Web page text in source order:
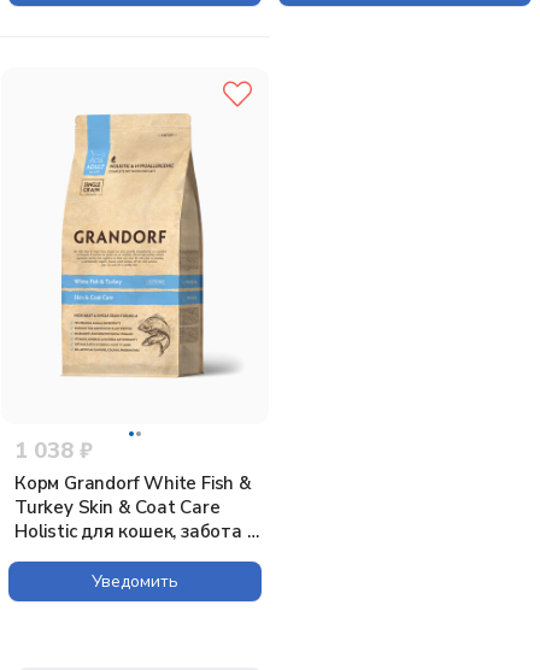
1 038 ₽
Корм Grandorf White Fish &
Turkey Skin & Coat Care
Holistic для кошек, забота о
коже и шерсти, белая рыба
с индейкой, 400 г
Уведомить